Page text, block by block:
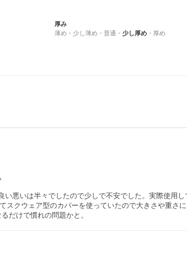
厚み
薄め ・ 少し薄め ・ 普通 ・ 少し厚め ・ 厚め
悪いは半々でしたので少しで不安でした。実際使用
スクウェア型のカバーを使っていたので大きさや重さ
だけで慣れの問題かと。